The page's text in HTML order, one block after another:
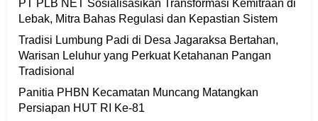
PT PLB NET Sosialisasikan Transformasi Kemitraan di
Lebak, Mitra Bahas Regulasi dan Kepastian Sistem
Tradisi Lumbung Padi di Desa Jagaraksa Bertahan,
Warisan Leluhur yang Perkuat Ketahanan Pangan
Tradisional
Panitia PHBN Kecamatan Muncang Matangkan
Persiapan HUT RI Ke-81